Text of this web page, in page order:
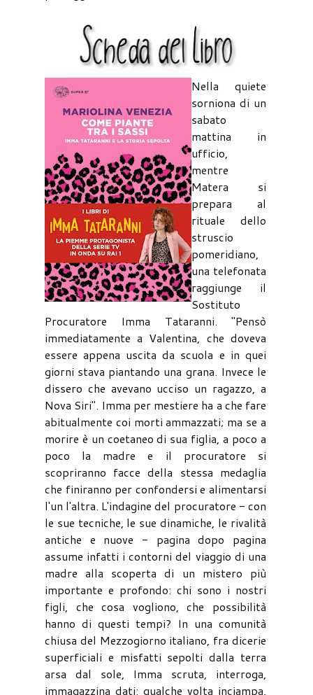
Nella quiete
sorniona di un
sabato
mattina in
ufficio,
mentre
Matera si
prepara al
rituale dello
struscio
pomeridiano,
una telefonata
raggiunge il
Sostituto
Procuratore Imma Tataranni. "Pensò
immediatamente a Valentina, che doveva
essere appena uscita da scuola e in quei
giorni stava piantando una grana. Invece le
dissero che avevano ucciso un ragazzo, a
Nova Siri". Imma per mestiere ha a che fare
abitualmente coi morti ammazzati; ma se a
morire è un coetaneo di sua figlia, a poco a
poco la madre e il procuratore si
scopriranno facce della stessa medaglia
che finiranno per confondersi e alimentarsi
l'un l'altra. L'indagine del procuratore - con
le sue tecniche, le sue dinamiche, le rivalità
antiche e nuove - pagina dopo pagina
assume infatti i contorni del viaggio di una
madre alla scoperta di un mistero più
importante e profondo: chi sono i nostri
figli, che cosa vogliono, che possibilità
hanno di questi tempi? In una comunità
chiusa del Mezzogiorno italiano, fra dicerie
superficiali e misfatti sepolti dalla terra
arsa dal sole, Imma scruta, interroga,
immagazzina dati: qualche volta inciampa,